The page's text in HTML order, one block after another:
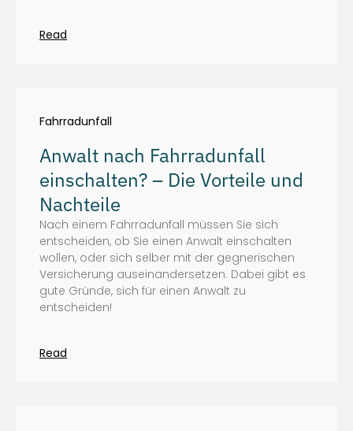
Read
Fahrradunfall
Anwalt nach Fahrradunfall
einschalten? – Die Vorteile und
Nachteile
Nach einem Fahrradunfall müssen Sie sich
entscheiden, ob Sie einen Anwalt einschalten
wollen, oder sich selber mit der gegnerischen
Versicherung auseinandersetzen. Dabei gibt es
gute Gründe, sich für einen Anwalt zu
entscheiden!
Read